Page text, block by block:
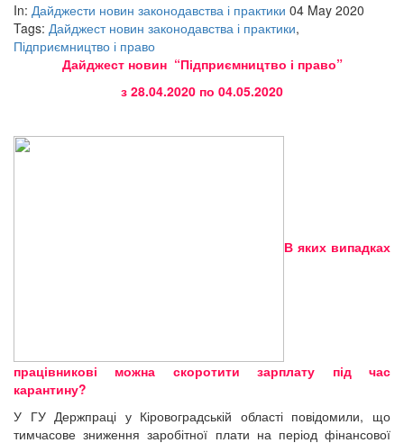
In: Дайджести новин законодавства і практики 04 May 2020
Tags: Дайджест новин законодавства і практики,
Підприємництво і право
Дайджест новин “Підприємництво і право”
з 28.04.2020 по 04.05.2020
В яких випадках
працівникові можна скоротити зарплату під час
карантину?
У ГУ Держпраці у Кіровоградській області повідомили, що
тимчасове зниження заробітної плати на період фінансової